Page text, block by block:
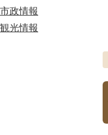
市政情報
観光情報